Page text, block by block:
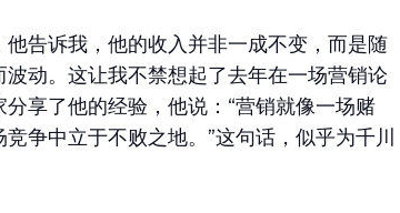
告诉我，他的收入并非一成不变，而是随
动。这让我不禁想起了去年在一场营销论
享了他的经验，他说：“营销就像一场赌
争中立于不败之地。”这句话，似乎为千川